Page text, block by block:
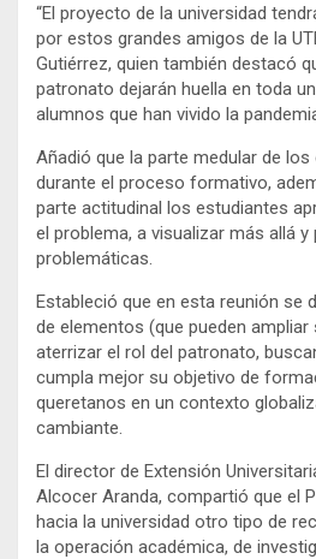
“El proyecto de la universidad
por estos grandes amigos de la
Gutiérrez, quien también destacó
patronato dejarán huella en toda
alumnos que han vivido la
Añadió que la parte medular de
durante el proceso formativo,
parte actitudinal los estudiantes
el problema, a visualizar más allá y
problemáticas.
Estableció que en esta reunión se
de elementos (que pueden
aterrizar el rol del patronato,
cumpla mejor su objetivo de
queretanos en un contexto
cambiante.
El director de Extensión
Alcocer Aranda, compartió que el
hacia la universidad otro tipo de
la operación académica, de